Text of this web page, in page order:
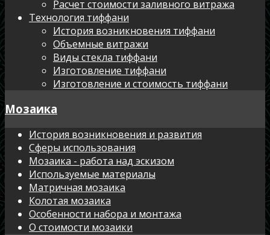
Расчет стоимости заливного витража
Технология тиффани
История возникновения тиффани
Объемные витражи
Виды стекла тиффани
Изготовление тиффани
Изготовление и стоимость тиффани
Мозаика
История возникновения и развития
Сферы использования
Мозаика - работа над эскизом
Используемые материалы
Матричная мозаика
Колотая мозаика
Особенности набора и монтажа
О стоимости мозаики